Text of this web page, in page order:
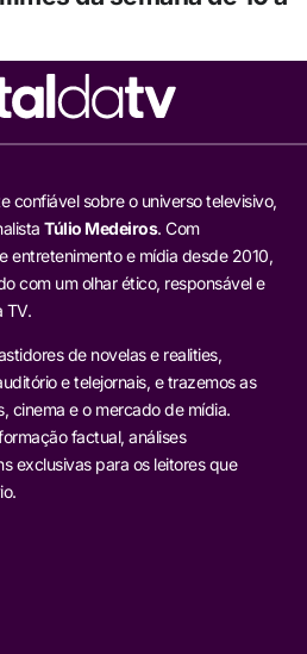
confiável sobre o universo televisivo,
Túlio Medeiros. Com
entretenimento e mídia desde 2010,
com um olhar ético, responsável e
TV.
de novelas e realities,
e telejornais, e trazemos as
cinema e o mercado de mídia.
factual, análises
exclusivas para os leitores que